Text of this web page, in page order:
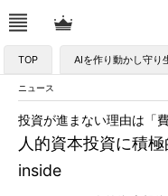
TOP AIを作り動かし守り
ニュース
人的資本投資に積
inside
投資が進まない理由は「